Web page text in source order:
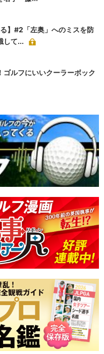
】#2「左奥」へのミスを防
して...
ルフにいいクーラーボック